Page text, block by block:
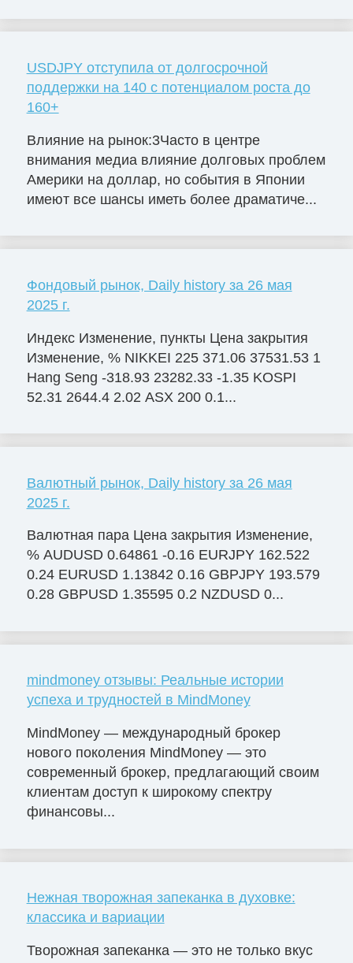
USDJPY отступила от долгосрочной
поддержки на 140 с потенциалом роста до
160+
Влияние на рынок:3Часто в центре
внимания медиа влияние долговых проблем
Америки на доллар, но события в Японии
имеют все шансы иметь более драматиче...
Фондовый рынок, Daily history за 26 мая
2025 г.
Индекс Изменение, пункты Цена закрытия
Изменение, % NIKKEI 225 371.06 37531.53 1
Hang Seng -318.93 23282.33 -1.35 KOSPI
52.31 2644.4 2.02 ASX 200 0.1...
Валютный рынок, Daily history за 26 мая
2025 г.
Валютная пара Цена закрытия Изменение,
% AUDUSD 0.64861 -0.16 EURJPY 162.522
0.24 EURUSD 1.13842 0.16 GBPJPY 193.579
0.28 GBPUSD 1.35595 0.2 NZDUSD 0...
mindmoney отзывы: Реальные истории
успеха и трудностей в MindMoney
MindMoney — международный брокер
нового поколения MindMoney — это
современный брокер, предлагающий своим
клиентам доступ к широкому спектру
финансовы...
Нежная творожная запеканка в духовке:
классика и вариации
Творожная запеканка — это не только вкус